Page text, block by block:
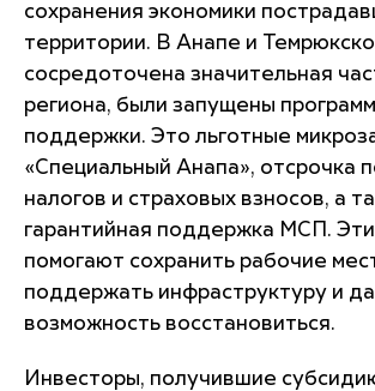
сохранения экономики
территории. В Анапе и
сосредоточена значительная
региона, были запущены
поддержки. Это льготные
«Специальный Анапа», отсрочка
налогов и страховых взносов, а
гарантийная поддержка МСП.
помогают сохранить рабочие
поддержать инфраструктуру и
возможность восстановиться.
Инвесторы, получившие